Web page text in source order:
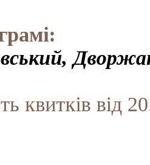
квитків від